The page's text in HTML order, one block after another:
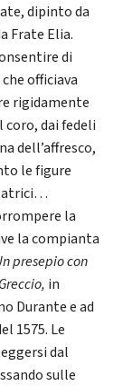
dipinto da
Frate Elia.
di
officiava
rigidamente
dai fedeli
dell’affresco,
le figure
la
la compianta
presepio con
in
Durante e ad
1575. Le
dal
sulle